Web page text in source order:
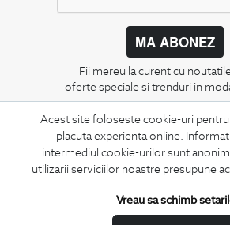
Acest site foloseste cookie-uri
placuta experienta online.
intermediul cookie-urilor sunt
utilizarii serviciilor noastre presupune
Vreau sa schimb
MA ABONEZ
Fii mereu la curent cu
oferte speciale si trenduri in
CONCIERGE
Termeni si conditii
Schimburi si retur